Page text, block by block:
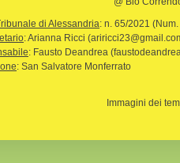
di Alessandria: n. 65/2021
: Arianna Ricci
: Fausto Deandrea
: San Salvatore Monferrato
Immagini dei